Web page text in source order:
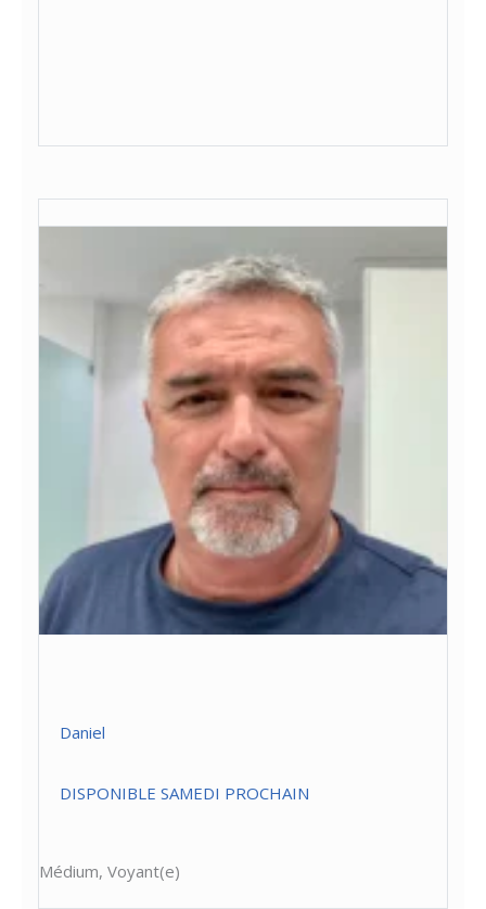
Daniel
DISPONIBLE SAMEDI PROCHAIN
Médium, Voyant(e)